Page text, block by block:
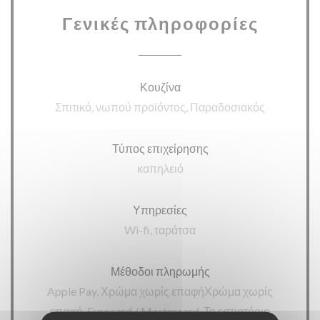
Γενικές πληροφορίες
Κουζίνα
Σπιτικό, νωπού προϊόντος, Παραδοσιακός
Τύπος επιχείρησης
καπηλειό
Υπηρεσίες
Wi-fi, ταράτσα
Μέθοδοι πληρωμής
Apple Pay, Χρώμα χωρίς επαφήΧρώμα χωρίς
επαφή, Eurocard / Mastercard, Το εστιατόριο